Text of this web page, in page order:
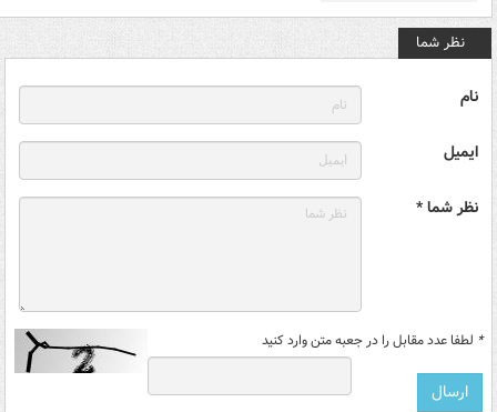
نظر شما
نام
ایمیل
نظر شما *
* لطفا عدد مقابل را در جعبه متن وارد کنید